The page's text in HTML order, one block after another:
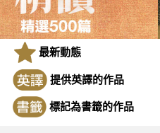
最新動態
提供英譯的作品
標記為書籤的作品